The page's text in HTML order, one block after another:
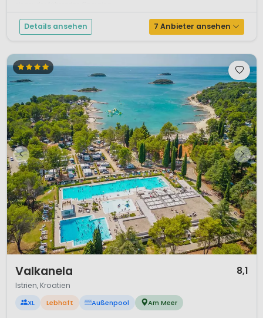
Details ansehen 7 Anbieter ansehen
Valkanela 8,1
Istrien, Kroatien
XL Lebhaft Außenpool Am Meer